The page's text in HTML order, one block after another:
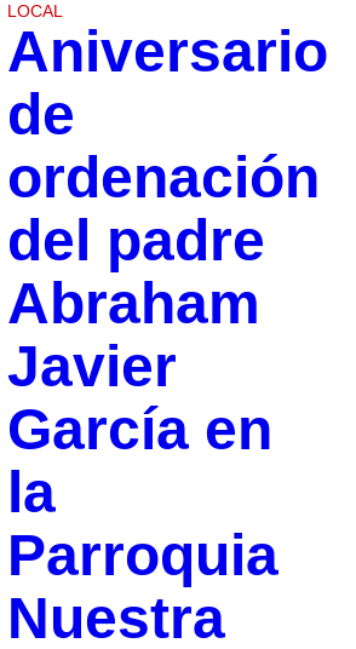
LOCAL
Aniversario
de
ordenación
del padre
Abraham
Javier
García en
la
Parroquia
Nuestra